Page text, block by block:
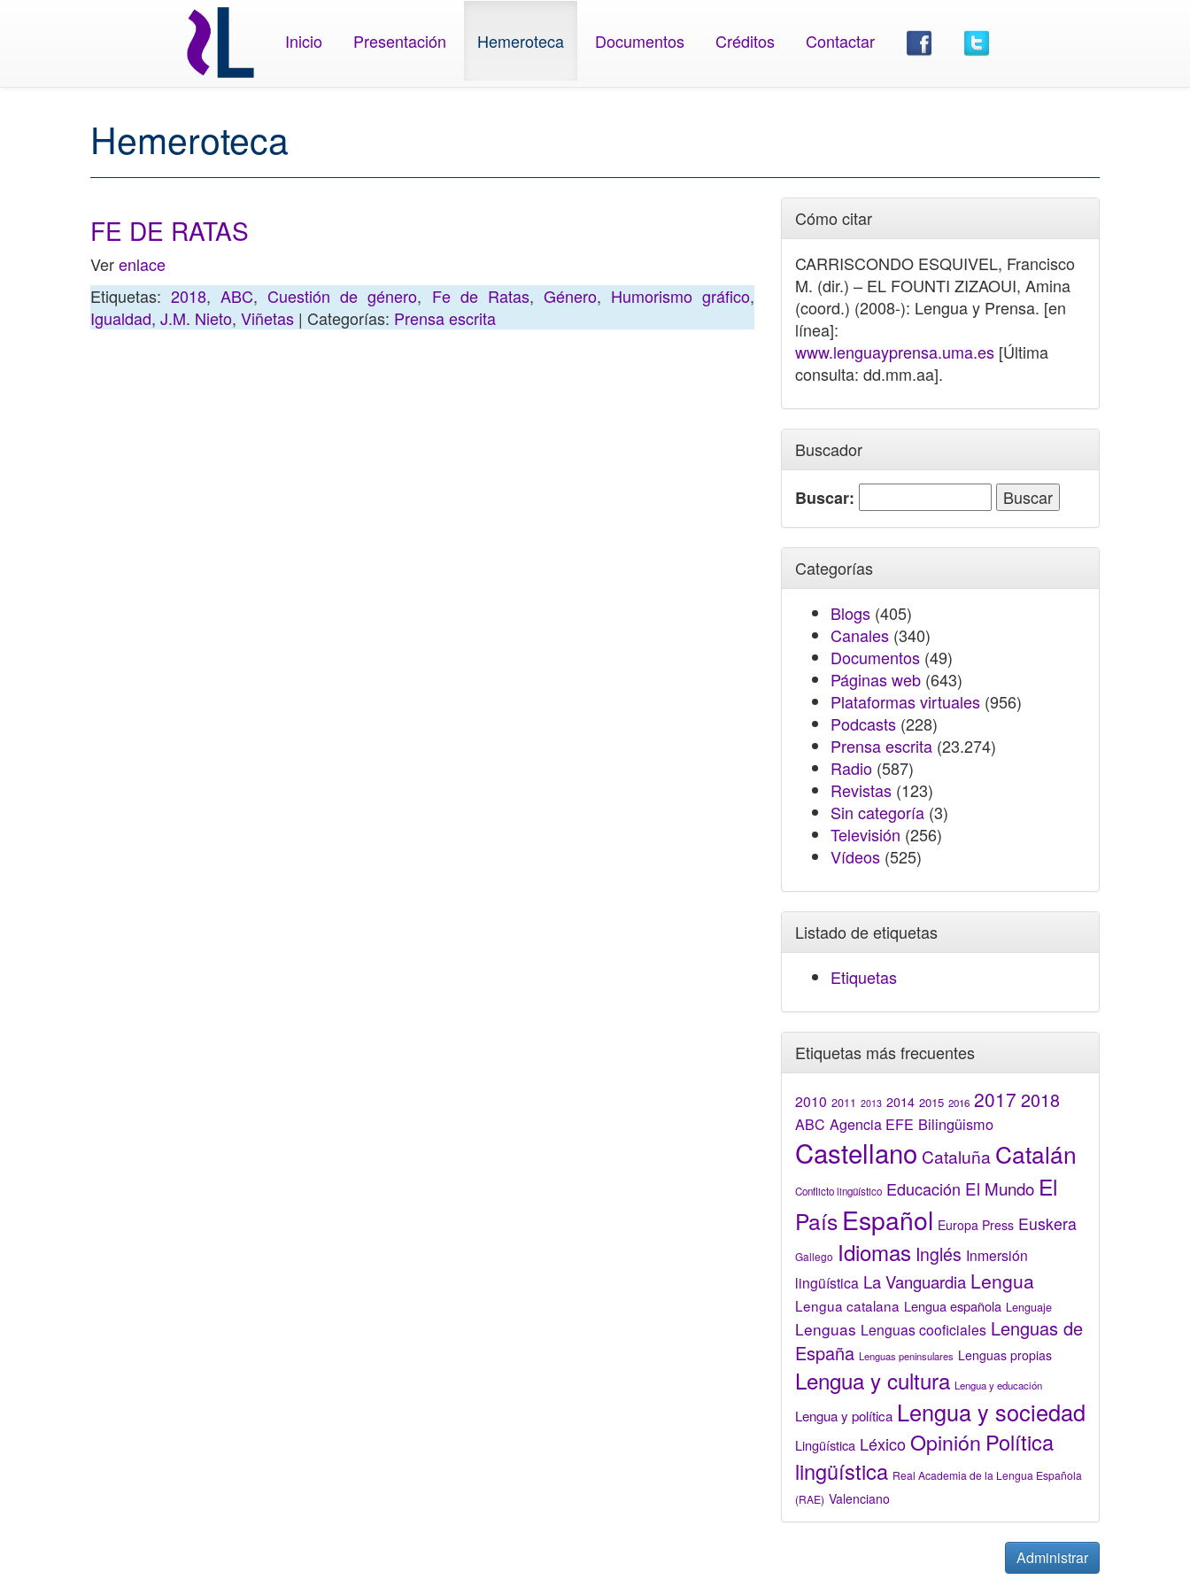
Inicio Presentación Hemeroteca Documentos Créditos Contactar
Hemeroteca
FE DE RATAS
Verenlace
Etiquetas:2018,ABC,Cuestión de género, Fe de Ratas, Género, Humorismo gráfico,
Igualdad, J.M. Nieto, Viñetas | Categorías: Prensa escrita
Cómo citar
CARRISCONDO ESQUIVEL, Francisco
M. (dir.) – EL FOUNTI ZIZAOUI, Amina
(coord.) (2008-): Lengua y Prensa. [en
línea]:
www.lenguayprensa.uma.es [Última
consulta: dd.mm.aa].
Buscador
Buscar:
Categorías
Blogs (405)
Canales (340)
Documentos (49)
Páginas web (643)
Plataformas virtuales (956)
Podcasts (228)
Prensa escrita (23.274)
Radio (587)
Revistas (123)
Sin categoría (3)
Televisión (256)
Vídeos (525)
Listado de etiquetas
Etiquetas
Etiquetas más frecuentes
2010 2011 2013 2014 2015 2016 2017 2018
ABC Agencia EFE Bilingüismo
Castellano Cataluña Catalán
Conflicto lingüístico Educación El Mundo El
País Español Europa Press Euskera
Gallego Idiomas Inglés Inmersión
lingüística La Vanguardia Lengua
Lengua catalana Lengua española Lenguaje
Lenguas Lenguas cooficiales Lenguas de
España Lenguas peninsulares Lenguas propias
Lengua y cultura Lengua y educación
Lengua y política Lengua y sociedad
Lingüística LéxicoOpinión Política
lingüística Real Academia de la Lengua Española
(RAE) Valenciano
Administrar